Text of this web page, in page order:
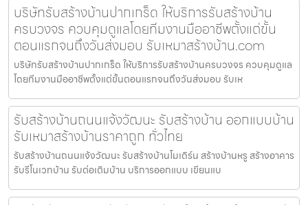
บริษัทรับสร้างบ้านปากเกร็ด ให้บริการรับสร้างบ้าน
ครบวงจร ควบคุมดูแลโดยทีมงานมืออาชีพตั้งแต่ขั้น
ตอนแรกจนถึงวันส่งมอบ รับเหมาสร้างบ้าน.com
บริษัทรับสร้างบ้านปากเกร็ด ให้บริการรับสร้างบ้านครบวงจร ควบคุมดูแล
โดยทีมงานมืออาชีพตั้งแต่ขั้นตอนแรกจนถึงวันส่งมอบ รับเห
รับสร้างบ้านถนนแจ้งวัฒนะ รับสร้างบ้าน ออกแบบบ้าน
รับเหมาสร้างบ้านราคาถูก ทั่วไทย
รับสร้างบ้านถนนแจ้งวัฒนะ รับสร้างบ้านโมเดิร์น สร้างบ้านหรู สร้างอาคาร
รับรีโนเวทบ้าน รับต่อเติมบ้าน บริการออกแบบ เขียนแบ